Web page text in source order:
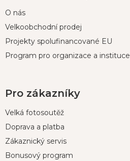
O nás
Velkoobchodní prodej
Projekty spolufinancované EU
Program pro organizace a instituce
Pro zákazníky
Velká fotosoutěž
Doprava a platba
Zákaznický servis
Bonusový program